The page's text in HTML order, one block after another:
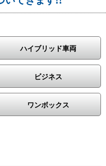
。結局延長して3ヶ月の利用
していたのですが、ワンボ
たので、12月は既にどこも
賃貸自動車さんで長期レン
いてしっかりしてそうだっ
ションでスタッドレスタイ
できました。最後の1台だ
市、会社員）
。今回ホンダのインサイト
イブリッドに乗りました
たので、やはり燃費が良か
しています。（三ノ宮、建
ハイブリッド車両
ビジネス
ワンボックス